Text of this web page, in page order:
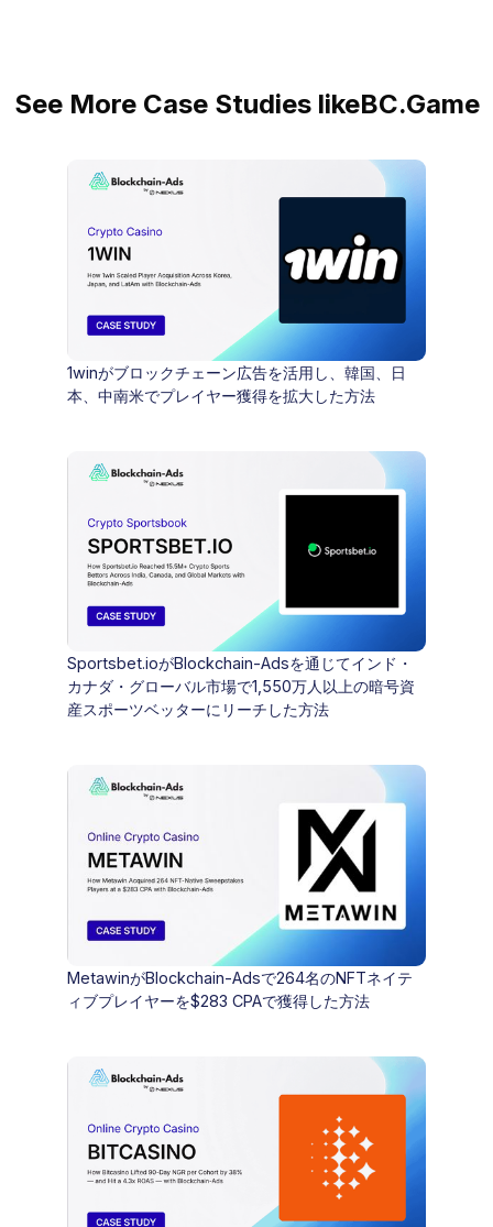
See More Case Studies likeBC.Game
1winがブロックチェーン広告を活用し、韓国、日
本、中南米でプレイヤー獲得を拡大した方法
Sportsbet.ioがBlockchain-Adsを通じてインド・
カナダ・グローバル市場で1,550万人以上の暗号資
産スポーツベッターにリーチした方法
MetawinがBlockchain-Adsで264名のNFTネイテ
ィブプレイヤーを$283 CPAで獲得した方法